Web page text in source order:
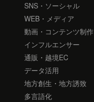
SNS・ソーシャル
WEB・メディア
動画・コンテンツ制作
インフルエンサー
通販・越境EC
データ活用
地方創生・地方誘致
多言語化